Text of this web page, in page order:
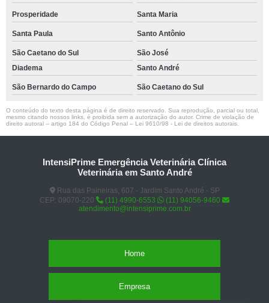
Prosperidade Santa Maria
Santa Paula Santo Antônio
São Caetano do Sul
São José
Diadema
Santo André
São Bernardo do Campo São Caetano do Sul
O conteúdo do texto desta página é de direito reservado. Sua reprodução, parcial ou total,
mesmo citando nossos links, é proibida sem a autorização do autor. Crime de violação de
direito autoral – artigo 184 do Código Penal – Lei 9610/98 - Lei de direitos autorais
IntensiPrime Emergência Veterinária Clínica
Veterinária em Santo André
Rua das Paineiras, 607 - Jardim Santo André - SP
CEP: 09070-220
(11) 4990-6553
(11) 94056-9460
atendimento@intensiprime.com.br
Home
Empresa